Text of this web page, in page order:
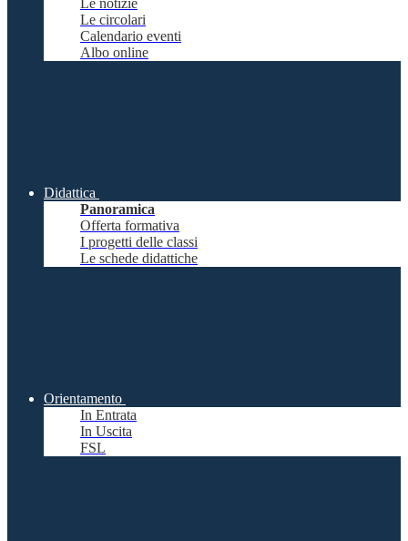
Le notizie
Le circolari
Calendario eventi
Albo online
Didattica
Panoramica
Offerta formativa
I progetti delle classi
Le schede didattiche
Orientamento
In Entrata
In Uscita
FSL